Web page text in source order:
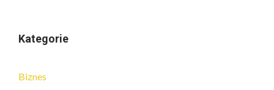
Kategorie
Biznes